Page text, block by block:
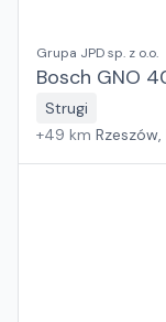
Grupa JPD sp. z o.o.
Bosch GNO
Strugi
+49 km Rzeszów,